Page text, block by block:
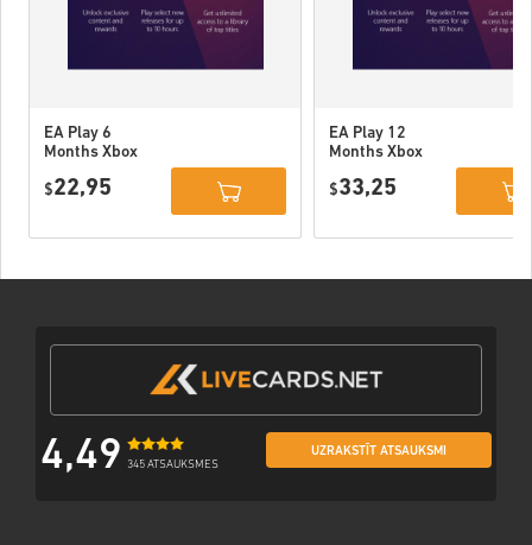
EA Play 6
Months Xbox
Series X|S
$22,95
EA Play 12
Months Xbox
Series X|S
$33,25
4,49 345 ATSAUKSMES
UZRAKSTĪT ATSAUKSMI